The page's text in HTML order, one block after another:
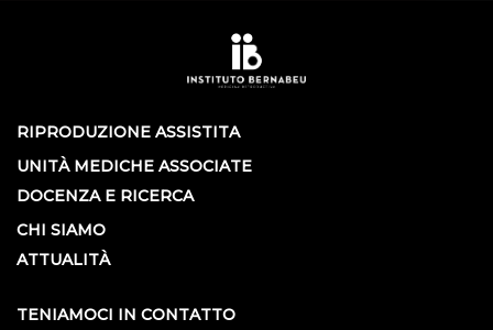
RIPRODUZIONE ASSISTITA
UNITÀ MEDICHE ASSOCIATE
DOCENZA E RICERCA
CHI SIAMO
ATTUALITÀ
TENIAMOCI IN CONTATTO